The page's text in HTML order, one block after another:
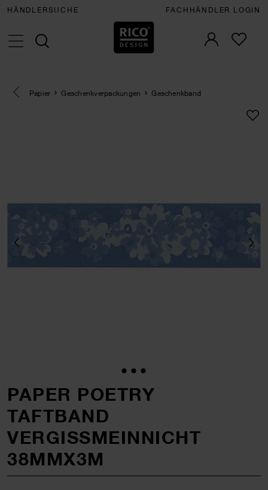
HÄNDLERSUCHE FACHHÄNDLER LOGIN
Eine Kategorie zurück navigieren
Papier Geschenkverpackungen Geschenkband
PAPER POETRY
TAFTBAND
VERGISSMEINNICHT
38MMX3M